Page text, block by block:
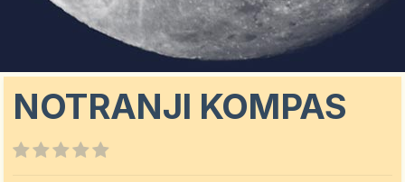
NOTRANJI KOMPAS